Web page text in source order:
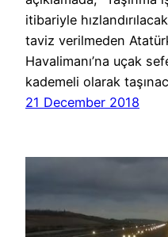
itibariyle
taviz verilmeden
Havalimanı’na uçak
kademeli olarak
21 December 2018